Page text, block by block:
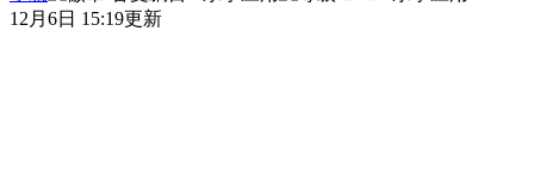
12月6日 15:19更新